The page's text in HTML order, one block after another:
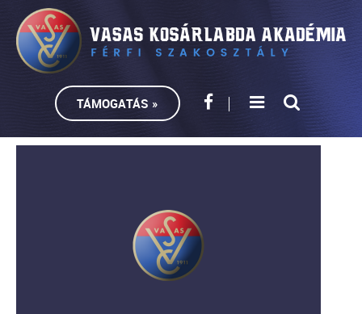
TÁMOGATÁS »